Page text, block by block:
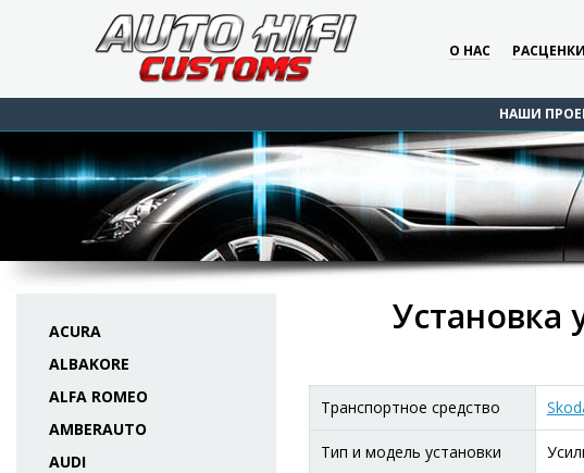
О НАС РАСЦЕНКИ
НАШИ
ACURA
ALBAKORE
ALFA ROMEO
AMBERAUTO
AUDI
Установка
Транспортное средство
Тип и модель установки